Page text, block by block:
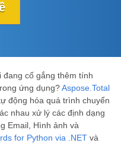
cố gắng thêm tính
ứng dụng?Aspose.Total
động hóa quá trình chuyển
nhau xử lý các định dạng
Email, Hình ảnh và
for Python via .NET và